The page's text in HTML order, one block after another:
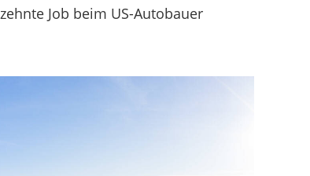
Job beim US-Autobauer